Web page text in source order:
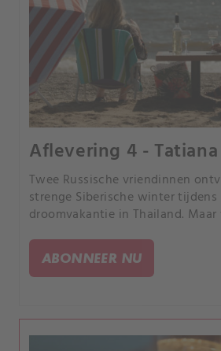
Aflevering 4 -
Twee Russische vriendinnen
strenge Siberische winter tijdens
droomvakantie in Thailand.
verandert de droom in een
ABONNEER NU